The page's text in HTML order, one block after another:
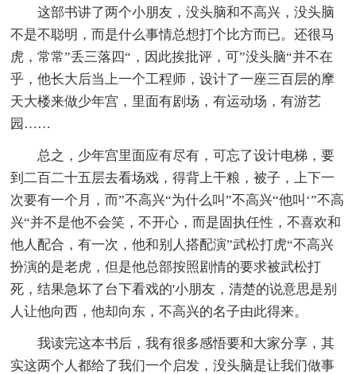
这部书讲了两个小朋友，没头脑和不高兴，没头脑
不是不聪明，而是什么事情总想打个比方而已。还很马
虎，常常”丢三落四“，因此挨批评，可”没头脑“并不在
乎，他长大后当上一个工程师，设计了一座三百层的摩
天大楼来做少年宫，里面有剧场，有运动场，有游艺
园……
总之，少年宫里面应有尽有，可忘了设计电梯，要
到二百二十五层去看场戏，得背上干粮，被子，上下一
次要有一个月，而”不高兴“为什么叫”不高兴“他叫‘”不高
兴“并不是他不会笑，不开心，而是固执任性，不喜欢和
他人配合，有一次，他和别人搭配演”武松打虎“不高兴
扮演的是老虎，但是他总部按照剧情的要求被武松打
死，结果急坏了台下看戏的'小朋友，清楚的说意思是别
人让他向西，他却向东，不高兴的名子由此得来。
我读完这本书后，我有很多感悟要和大家分享，其
实这两个人都给了我们一个启发，没头脑是让我们做事